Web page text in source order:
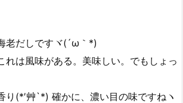
老だしですヾ(´ω｀*)
れは風味がある。美味しい。でもしょっ
り(*′艸`*) 確かに、濃い目の味ですねヽ